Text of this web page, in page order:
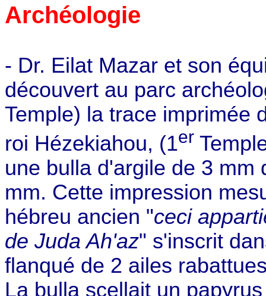
Archéologie
- Dr. Eilat Mazar et son
découvert au parc
Temple) la trace imprimée
roi Hézekiahou, (1er
une bulla d'argile de 3 mm
mm. Cette impression
hébreu ancien "ceci
de Juda Ah'az" s'inscrit
flanqué de 2 ailes
La bulla scellait un